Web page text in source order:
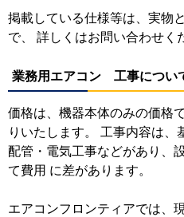
掲載している仕様等は、実物
で、 詳しくはお問い合わせく
業務用エアコン 工事につい
価格は、機器本体のみの価格
りいたします。 工事内容は、
配管・電気工事などがあり、
て費用 に差があります。
エアコンフロンティアでは、